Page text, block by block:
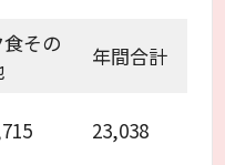
食その
年間合計
23,038